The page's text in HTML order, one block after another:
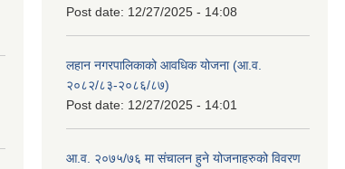
Post date: 12/27/2025 - 14:08
लहान नगरपालिकाको आवधिक योजना (आ.व.
२०८२/८३-२०८६/८७)
Post date: 12/27/2025 - 14:01
आ.व. २०७५/७६ मा संचालन हुने योजनाहरुको विवरण